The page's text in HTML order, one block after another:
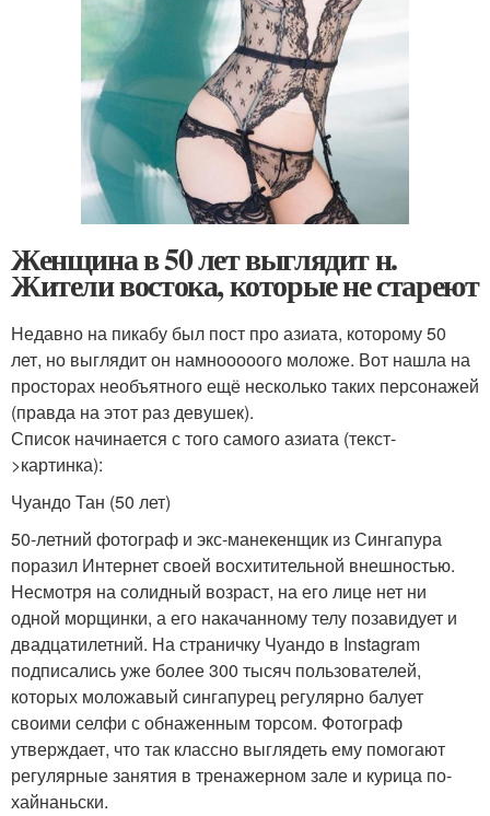
Женщина в 50 лет выглядит н.
Жители востока, которые не стареют
Недавно на пикабу был пост про азиата, которому 50
лет, но выглядит он намнооооого моложе. Вот нашла на
просторах необъятного ещё несколько таких персонажей
(правда на этот раз девушек).
Список начинается с того самого азиата (текст-
>картинка):
Чуандо Тан (50 лет)
50-летний фотограф и экс-манекенщик из Сингапура
поразил Интернет своей восхитительной внешностью.
Несмотря на солидный возраст, на его лице нет ни
одной морщинки, а его накачанному телу позавидует и
двадцатилетний. На страничку Чуандо в Instagram
подписались уже более 300 тысяч пользователей,
которых моложавый сингапурец регулярно балует
своими селфи с обнаженным торсом. Фотограф
утверждает, что так классно выглядеть ему помогают
регулярные занятия в тренажерном зале и курица по-
хайнаньски.